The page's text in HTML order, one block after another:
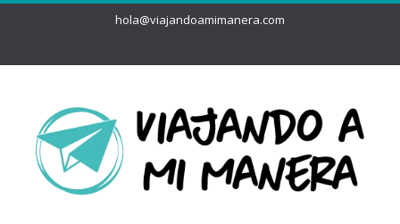
hola@viajandoamimanera.com